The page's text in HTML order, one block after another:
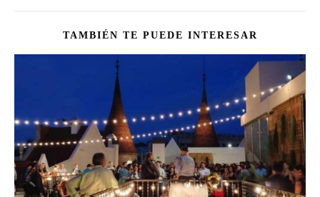
TAMBIÉN TE PUEDE INTERESAR